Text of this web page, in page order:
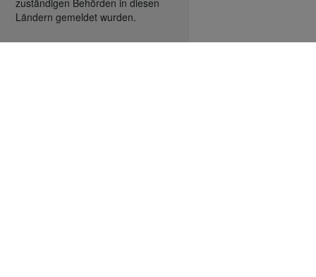
zuständigen Behörden in diesen
Ländern gemeldet wurden.